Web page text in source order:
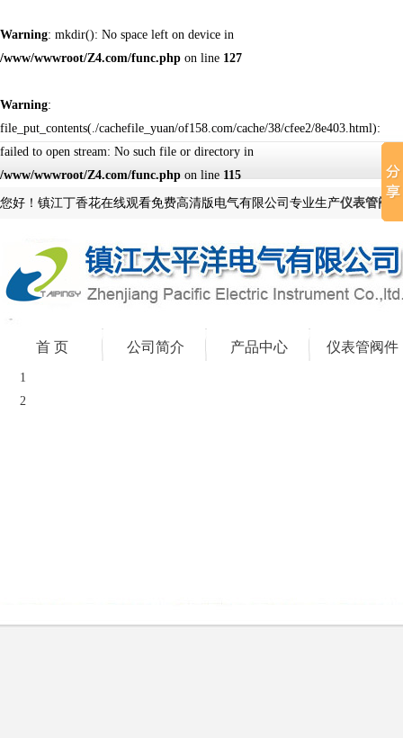
Warning: mkdir(): No space left on device in
/www/wwwroot/Z4.com/func.php on line 127
Warning:
file_put_contents(./cachefile_yuan/of158.com/cache/38/cfee2/8e403.html):
failed to open stream: No such file or directory in
/www/wwwroot/Z4.com/func.php on line 115
您好！镇江丁香花在线观看免费高清版电气有限公司专业生产仪表管阀件
首 页 公司简介 产品中心 仪表管阀件
1
2